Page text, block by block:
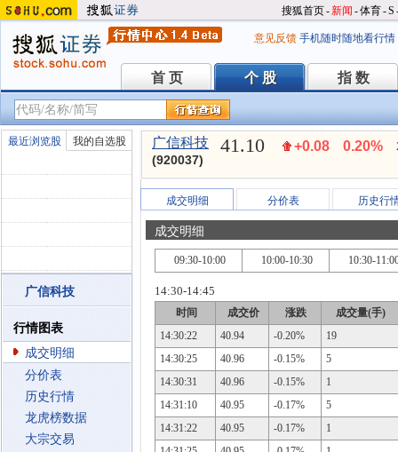
搜狐首页-新闻 -体育-S
意见反馈 手机随时随地看行情
首 页
首 页 个 股
个 股 指 数
指 数
最近浏览股 我的自选股
广信科技
行情图表
成交明细
分价表
历史行情
龙虎榜数据
大宗交易
广信科技
(920037)
41.10 +0.08 0.20%
成交明细 分价表 历史行
成交明细
09:30-10:00 10:00-10:30 10:30-
14:30-14:45
时间 成交价 涨跌
成交量(手)
14:30:22
40.94 -0.20%
19
14:30:25
40.96 -0.15%
5
14:30:31
40.96 -0.15%
1
14:31:10
40.95 -0.17%
5
14:31:22
40.95 -0.17%
1